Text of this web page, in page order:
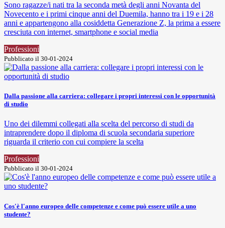
Sono ragazze/i nati tra la seconda metà degli anni Novanta del
Novecento e i primi cinque anni del Duemila, hanno tra i 19 e i 28
anni e appartengono alla cosiddetta Generazione Z, la prima a essere
cresciuta con internet, smartphone e social media
Professioni
Pubblicato il 30-01-2024
Dalla passione alla carriera: collegare i propri interessi con le opportunità
di studio
Uno dei dilemmi collegati alla scelta del percorso di studi da
intraprendere dopo il diploma di scuola secondaria superiore
riguarda il criterio con cui compiere la scelta
Professioni
Pubblicato il 30-01-2024
Cos'è l'anno europeo delle competenze e come può essere utile a uno
studente?